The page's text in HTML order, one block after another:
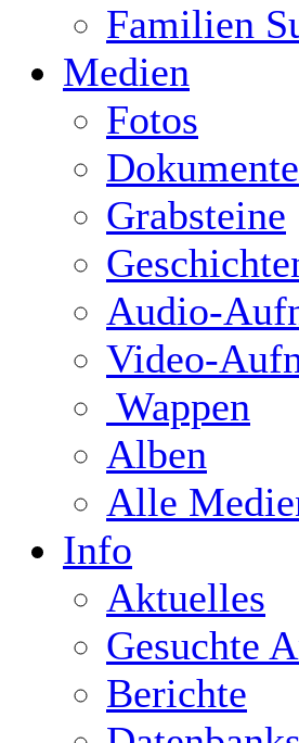
Familien
Medien
Fotos
Dokumente
Grabsteine
Audio-
Video-
Wappen
Alben
Alle
Info
Aktuelles
Gesuchte
Berichte